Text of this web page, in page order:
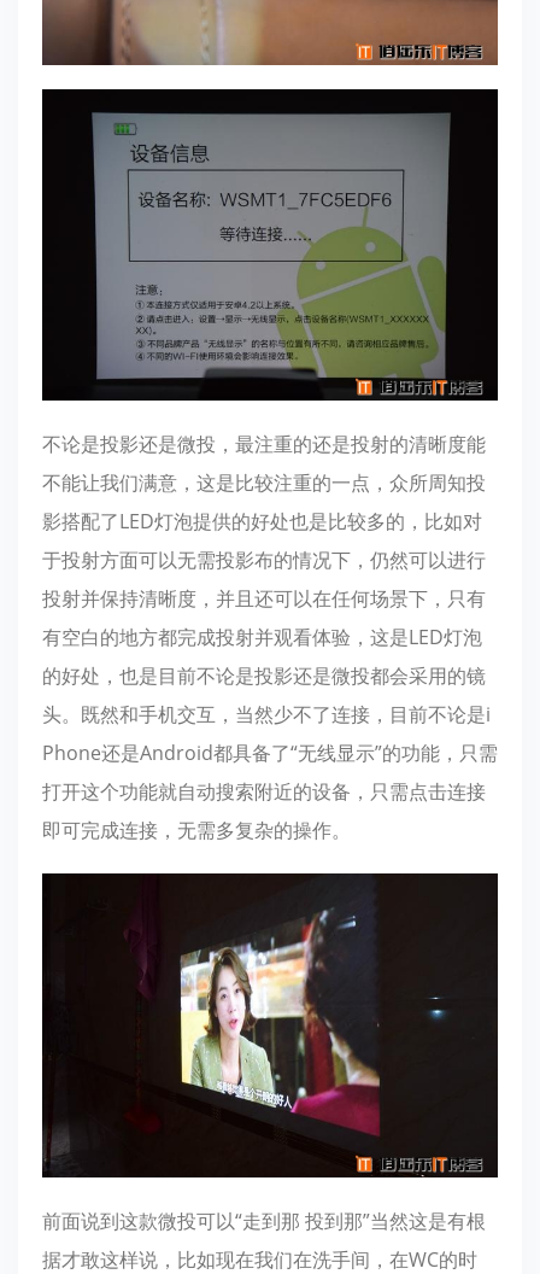
不论是投影还是微投，最注重的还是投射的清晰度能
不能让我们满意，这是比较注重的一点，众所周知投
影搭配了LED灯泡提供的好处也是比较多的，比如对
于投射方面可以无需投影布的情况下，仍然可以进行
投射并保持清晰度，并且还可以在任何场景下，只有
有空白的地方都完成投射并观看体验，这是LED灯泡
的好处，也是目前不论是投影还是微投都会采用的镜
头。既然和手机交互，当然少不了连接，目前不论是i
Phone还是Android都具备了“无线显示”的功能，只需
打开这个功能就自动搜索附近的设备，只需点击连接
即可完成连接，无需多复杂的操作。
前面说到这款微投可以“走到那 投到那”当然这是有根
据才敢这样说，比如现在我们在洗手间，在WC的时